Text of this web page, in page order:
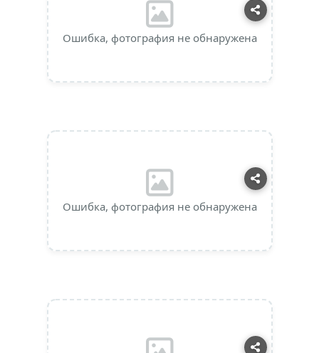
Ошибка, фотография не обнаружена
Ошибка, фотография не обнаружена